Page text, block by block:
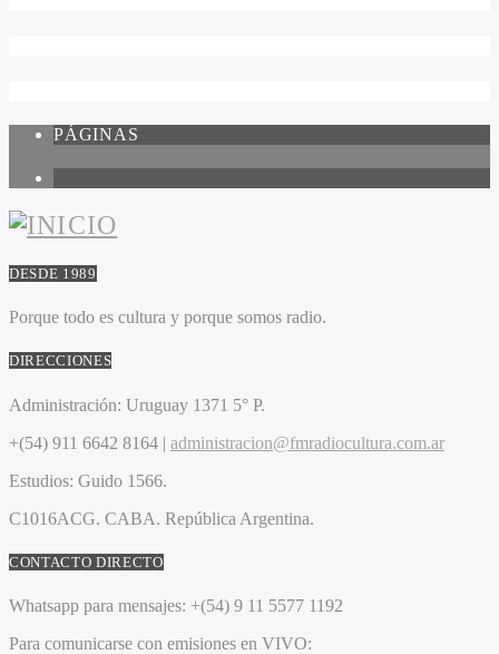
PÁGINAS
DESDE 1989
Porque todo es cultura y porque somos radio.
DIRECCIONES
Administración: Uruguay 1371 5° P.
+(54) 911 6642 8164 | administracion@fmradiocultura.com.ar
Estudios: Guido 1566.
C1016ACG. CABA. República Argentina.
CONTACTO DIRECTO
Whatsapp para mensajes: +(54) 9 11 5577 1192
Para comunicarse con emisiones en VIVO: